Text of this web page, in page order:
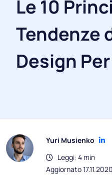
Le 10
Tendenze
Design
Yuri Musienko
Leggi: 4 min
Aggiornato 17.11.2020